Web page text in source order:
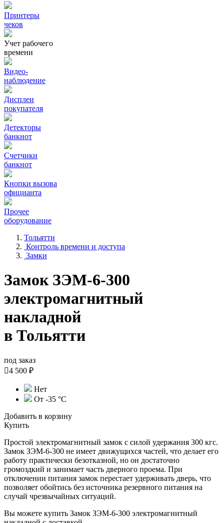
Принтеры
чеков
Учет рабочего
времени
Видео‑
наблюдение
Дисплеи
покупателя
Детекторы
банкнот
Счетчики
банкнот
Кнопки вызова
официанта
Прочее
оборудование
Тольятти
Контроль времени и доступа
Замки
Замок ЗЭМ-6-300
электромагнитный
накладной
в Тольятти
под заказ
4 500 ₽
Нет
От -35 °С
Добавить в корзину
Купить
Простой электромагнитный замок с силой удержания 300 кгс.
Замок ЗЭМ-6-300 не имеет движущихся частей, что делает его
работу практически безотказной, но он достаточно
громоздкий и занимает часть дверного проема. При
отключении питания замок перестает удерживать дверь, что
позволяет обойтись без источника резервного питания на
случай чрезвычайных ситуаций.
Вы можете купить Замок ЗЭМ-6-300 электромагнитный